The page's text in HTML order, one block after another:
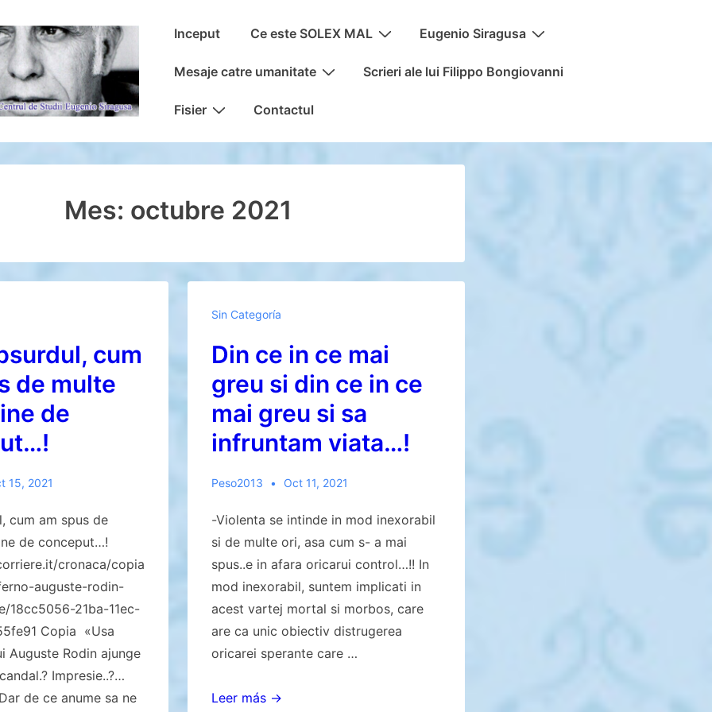
Navegación
Inceput Ce este SOLEX MAL Eugenio Siragusa
Mesaje catre umanitate Scrieri ale lui Filippo Bongiovanni
Fisier Contactul
Mes: octubre 2021
cum
de multe
de
15, 2021
cum am spus de
de conceput…!
cronaca/copia
auguste-rodin-
18cc5056-21ba-11ec-
Copia «Usa
Auguste Rodin ajunge
Impresie..?…
de ce anume sa ne
Sin Categoría
Din ce in ce mai
greu si din ce in ce
mai greu si sa
infruntam viata…!
Peso2013 Oct 11, 2021
-Violenta se intinde in mod inexorabil
si de multe ori, asa cum s- a mai
spus..e in afara oricarui control…!! In
mod inexorabil, suntem implicati in
acest vartej mortal si morbos, care
are ca unic obiectiv distrugerea
oricarei sperante care …
Din
Leer más →